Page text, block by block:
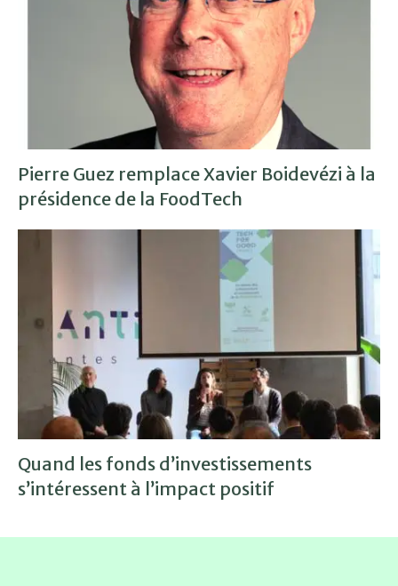
Pierre Guez remplace Xavier Boidevézi à la
présidence de la FoodTech
Quand les fonds d’investissements
s’intéressent à l’impact positif